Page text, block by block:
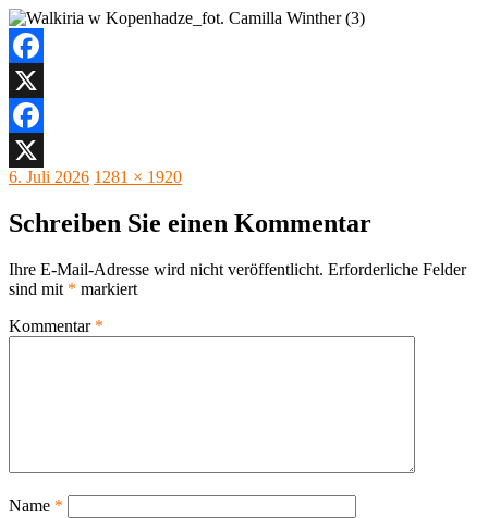
Facebook
X
Facebook
X
Veröffentlicht
6. Juli 2026 Originalgröße
1281 × 1920
Schreiben Sie einen Kommentar
Ihre E-Mail-Adresse wird nicht veröffentlicht. Erforderliche Felder
sind mit * markiert
Kommentar *
Name *